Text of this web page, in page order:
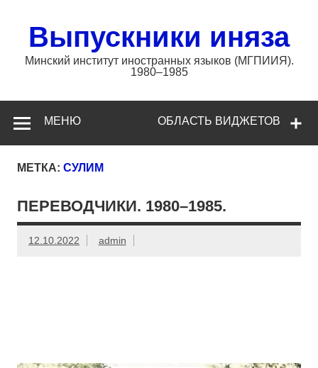
содержимому
Выпускники иняза
Минский институт иностранных языков (МГПИИЯ).
1980–1985
ОБЛАСТЬ ВИДЖЕТОВ
МЕНЮ
МЕТКА: СУЛИМ
ПЕРЕВОДЧИКИ. 1980–1985.
12.10.2022 admin